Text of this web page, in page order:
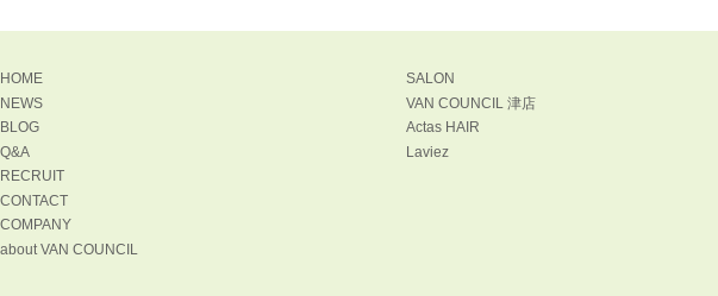
HOME
NEWS
BLOG
Q&A
RECRUIT
CONTACT
COMPANY
about VAN COUNCIL
SALON
VAN COUNCIL 津店
Actas HAIR
Laviez